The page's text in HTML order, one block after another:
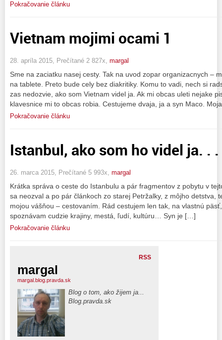
Pokračovanie článku
Vietnam mojimi ocami 1
28. apríla 2015, Prečítané 2 827x, margal
Sme na zaciatku nasej cesty. Tak na uvod zopar organizacnych –
na tablete. Preto bude cely bez diakritiky. Komu to vadi, nech si
zas nedozvie, ako som Vietnam videl ja. Ak mi obcas uleti nejake
klavesnice mi to obcas robia. Cestujeme dvaja, ja a syn Maco.
Pokračovanie článku
Istanbul, ako som ho videl ja. . .
26. marca 2015, Prečítané 5 993x, margal
Krátka správa o ceste do Istanbulu a pár fragmentov z pobytu v
sa neozval a po pár článkoch zo starej Petržalky, z môjho detstva,
mojou vášňou – cestovaním. Rád cestujem len tak, na vlastnú
spoznávam cudzie krajiny, mestá, ľudí, kultúru… Syn je […]
Pokračovanie článku
RSS
margal
margal.blog.pravda.sk
Blog o tom, ako žijem ja...
Blog.pravda.sk